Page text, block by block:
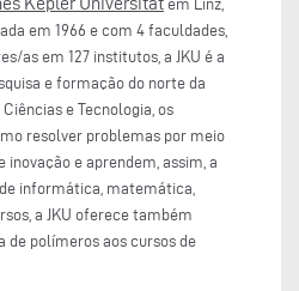
em Linz,
em 1966 e com 4 faculdades,
as em 127 institutos, a JKU é a
e formação do norte da
e Tecnologia, os
resolver problemas por meio
e aprendem, assim, a
informática, matemática,
a JKU oferece também
polímeros aos cursos de